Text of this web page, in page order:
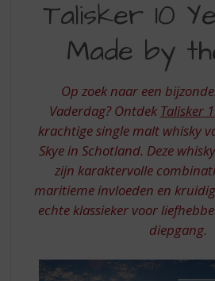
10
YEARS
MADE
BY
THE
SEA
Talisker 10
Made by
Op zoek naar een
Vaderdag? Ontdek Talisker
krachtige single malt whisky
Skye in Schotland. Deze
zijn karaktervolle
maritieme invloeden en
echte klassieker voor
diepgang.